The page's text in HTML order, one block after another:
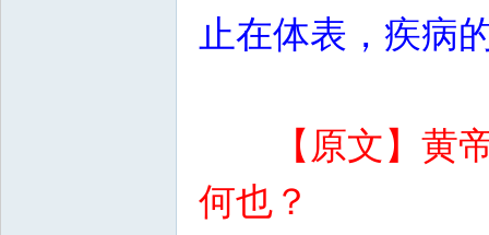
止在体表，疾病
【原文】黄
何也？